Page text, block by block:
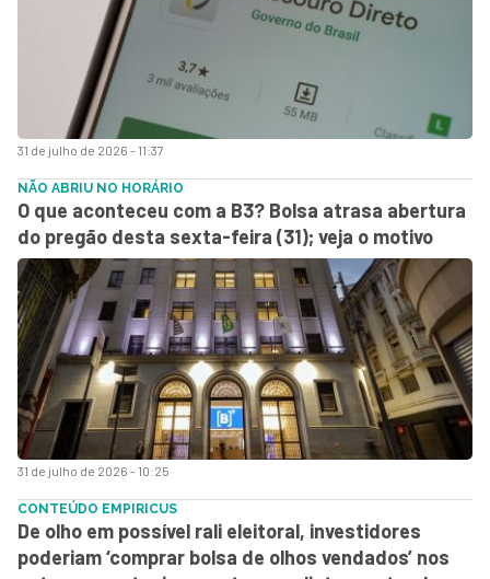
31 de julho de 2026 - 11:37
31 de julho de 2026 - 10:25
NÃO ABRIU NO HORÁRIO
O que aconteceu com a B3? Bolsa atrasa abertura
do pregão desta sexta-feira (31); veja o motivo
CONTEÚDO EMPIRICUS
De olho em possível rali eleitoral, investidores
poderiam ‘comprar bolsa de olhos vendados’ nos